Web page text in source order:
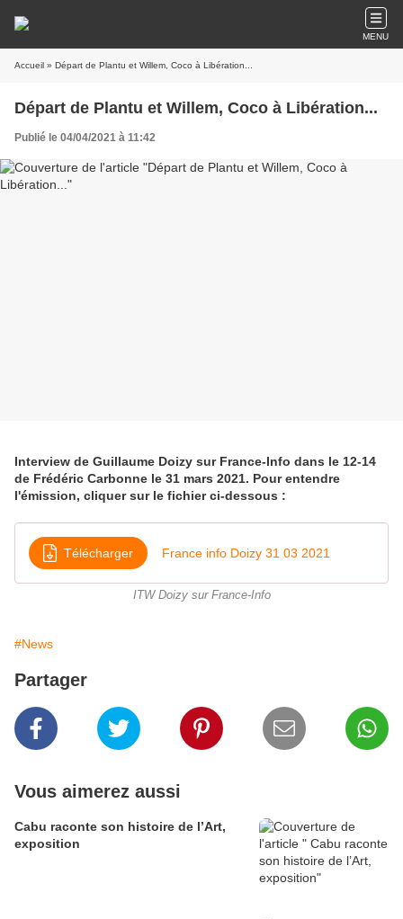
MENU
Accueil » Départ de Plantu et Willem, Coco à Libération...
Départ de Plantu et Willem, Coco à Libération...
Publié le 04/04/2021 à 11:42
Interview de Guillaume Doizy sur France-Info dans le 12-14
de Frédéric Carbonne le 31 mars 2021. Pour entendre
l'émission, cliquer sur le fichier ci-dessous :
Télécharger France info Doizy 31 03 2021
ITW Doizy sur France-Info
#News
Partager
Vous aimerez aussi
Cabu raconte son histoire de l’Art,
exposition